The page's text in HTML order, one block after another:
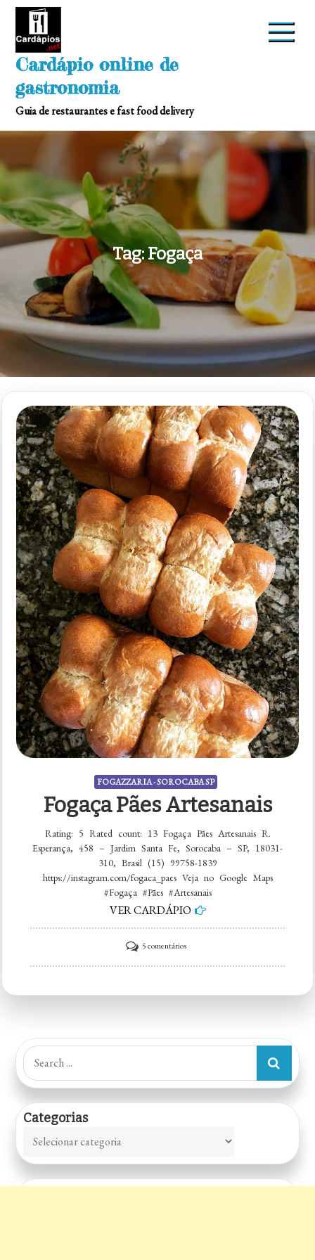
Skip
Cardápio online de
gastronomia
Guia de restaurantes e fast food delivery
Tag: Fogaça
FOGAZZARIA - SOROCABA SP
Fogaça Pães Artesanais
Rating: 5 Rated count: 13 Fogaça Pães Artesanais R.
Esperança, 458 – Jardim Santa Fe, Sorocaba – SP, 18031-
310, Brasil (15) 99758-1839
https://instagram.com/fogaca_paes Veja no Google Maps
#Fogaça #Pães #Artesanais
VER CARDÁPIO
5 comentáriosem
Fogaça
Search
for:
Categorias
Categorias